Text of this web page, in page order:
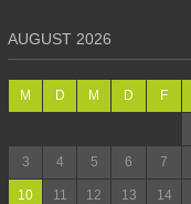
AUGUST 2026
M D M D F
3 4 5 6 7
10 11 12 13 14